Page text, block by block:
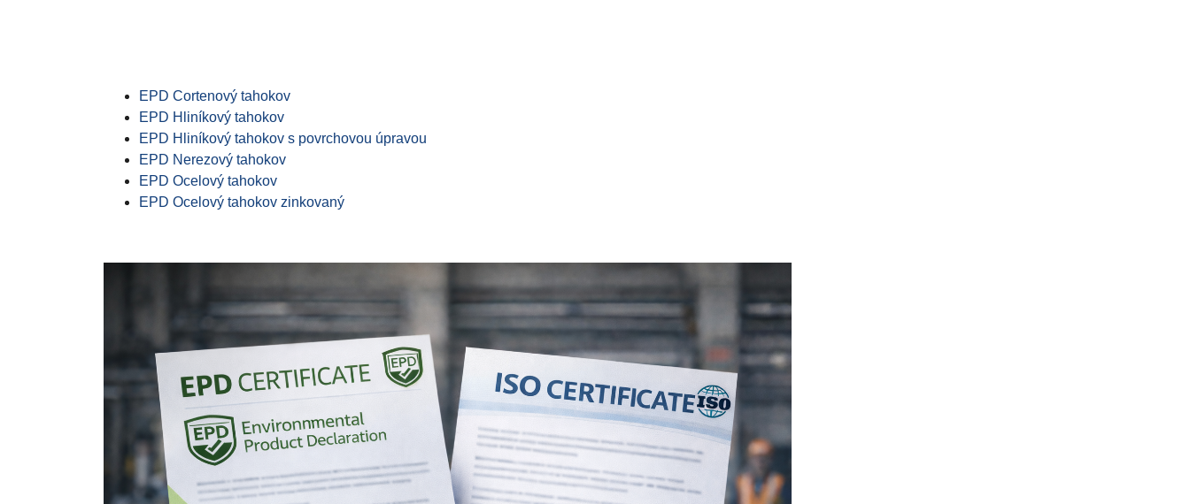
EPD Cortenový tahokov
EPD Hliníkový tahokov
EPD Hliníkový tahokov s povrchovou úpravou
EPD Nerezový tahokov
EPD Ocelový tahokov
EPD Ocelový tahokov zinkovaný